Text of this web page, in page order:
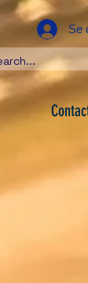
Se